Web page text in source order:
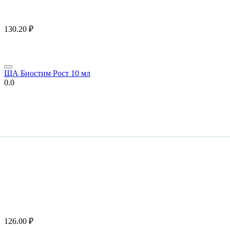
130.20 ₽
ЩА Биостим Рост 10 мл
0.0
126.00 ₽